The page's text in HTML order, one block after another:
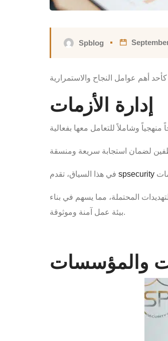
Spblog
إدارة الأزمات
spsecurity
المحتملة، مما يسهم في بناء
بيئة عمل آمنة وموثوقة.
والمؤسسات